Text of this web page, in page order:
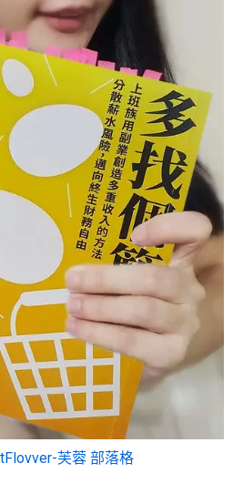
芙蓉 部落格